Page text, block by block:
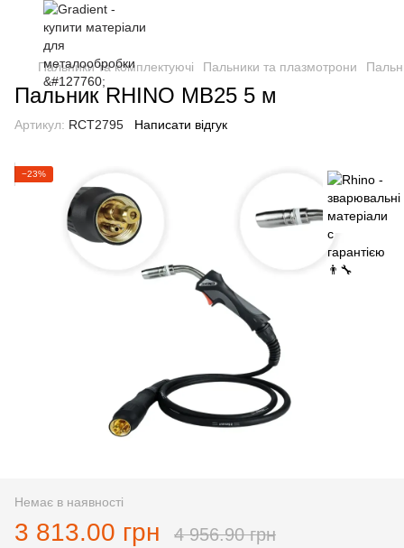
Пальники та комплектуючі Пальники та плазмотрони
Пальник RHINO MB25 5 м
Артикул: RCT2795 Написати відгук
−23%
Немає в наявності
3 813.00 грн 4 956.90 грн